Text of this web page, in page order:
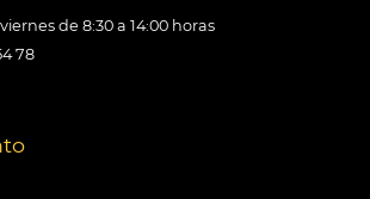
de 8:30 a 14:00 horas
78